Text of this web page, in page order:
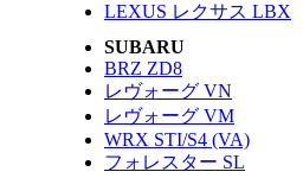
LEXUS レクサス LBX
SUBARU
BRZ ZD8
レヴォーグ VN
レヴォーグ VM
WRX STI/S4 (VA)
フォレスター SL